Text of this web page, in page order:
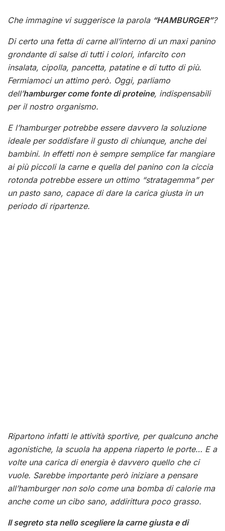
Che immagine vi suggerisce la parola “HAMBURGER”?
Di certo una fetta di carne all’interno di un maxi panino
grondante di salse di tutti i colori, infarcito con
insalata, cipolla, pancetta, patatine e di tutto di più.
Fermiamoci un attimo però. Oggi, parliamo
dell’hamburger come fonte di proteine, indispensabili
per il nostro organismo.
E l’hamburger potrebbe essere davvero la soluzione
ideale per soddisfare il gusto di chiunque, anche dei
bambini. In effetti non è sempre semplice far mangiare
ai più piccoli la carne e quella del panino con la ciccia
rotonda potrebbe essere un ottimo “stratagemma” per
un pasto sano, capace di dare la carica giusta in un
periodo di ripartenze.
Ripartono infatti le attività sportive, per qualcuno anche
agonistiche, la scuola ha appena riaperto le porte… E a
volte una carica di energia è davvero quello che ci
vuole. Sarebbe importante però iniziare a pensare
all’hamburger non solo come una bomba di calorie ma
anche come un cibo sano, addirittura poco grasso.
Il segreto sta nello scegliere la carne giusta e di